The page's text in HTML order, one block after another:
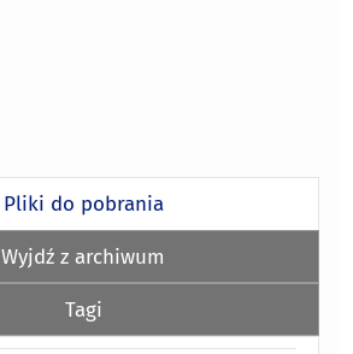
Pliki do pobrania
Wyjdź z archiwum
Tagi